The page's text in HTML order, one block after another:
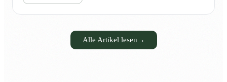
Alle Artikel lesen →